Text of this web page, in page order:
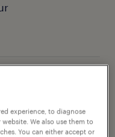
experience, to diagnose
We also use them to
You can either accept or